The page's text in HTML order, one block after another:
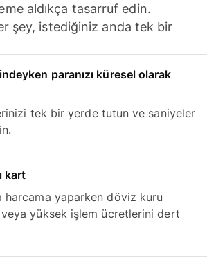
aldıkça tasarruf edin.
şey, istediğiniz anda tek bir
paranızı küresel olarak
tek bir yerde tutun ve saniyeler
kart
harcama yaparken döviz kuru
veya yüksek işlem ücretlerini dert